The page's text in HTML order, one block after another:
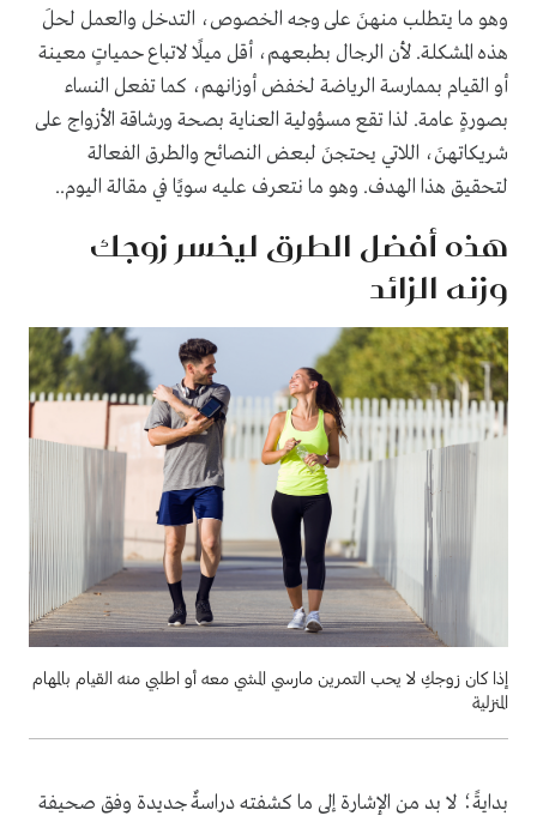
وهو ما يتطلب منهنَ على وجه الخصوص، التدخل والعمل لحلَ
هذه المشكلة. لأن الرجال بطبعهم، أقل ميلًا لاتباع حمياتٍ معينة
أو القيام بممارسة الرياضة لخفض أوزانهم، كما تفعل النساء
بصورةٍ عامة. لذا تقع مسؤولية العناية بصحة ورشاقة الأزواج على
شريكاتهنَ، اللاتي يحتجنَ لبعض النصائح والطرق الفعالة
لتحقيق هذا الهدف. وهو ما نتعرف عليه سويًا في مقالة اليوم..
هذه أفضل الطرق ليخسر زوجك
وزنه الزائد
إذا كان زوجكِ لا يحب التمرين مارسي المشي معه أو اطلبي منه القيام بالمهام
المنزلية
بدايةً؛ لا بد من الإشارة إلى ما كشفته دراسةٌ جديدة وفق صحيفة